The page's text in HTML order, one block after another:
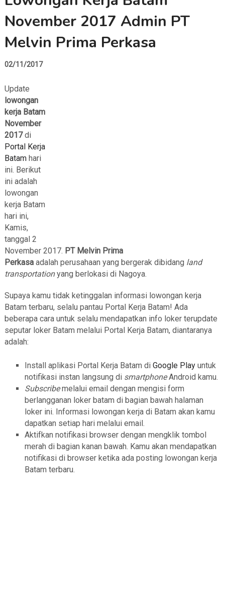
November 2017 Admin PT
Melvin Prima Perkasa
02/11/2017
Update
lowongan
kerja Batam
November
2017di
Portal Kerja
Batamhari
ini. Berikut
ini adalah
lowongan
kerja Batam
hari ini,
Kamis,
tanggal 2
November 2017. PT Melvin Prima
Perkasa adalah perusahaan yang bergerak dibidang land
transportationyang berlokasi di Nagoya.
Supaya kamu tidak ketinggalan informasi lowongan kerja
Batam terbaru, selalu pantau Portal Kerja Batam! Ada
beberapa cara untuk selalu mendapatkan info loker terupdate
seputar loker Batam melalui Portal Kerja Batam, diantaranya
adalah:
Install aplikasi Portal Kerja Batam di Google Playuntuk
notifikasi instan langsung di smartphoneAndroid kamu.
Subscribemelalui email dengan mengisi form
berlangganan loker batam di bagian bawah halaman
loker ini. Informasi lowongan kerja di Batam akan kamu
dapatkan setiap hari melalui email.
Aktifkan notifikasi browser dengan mengklik tombol
merah di bagian kanan bawah. Kamu akan mendapatkan
notifikasi di browser ketika ada posting lowongan kerja
Batam terbaru.